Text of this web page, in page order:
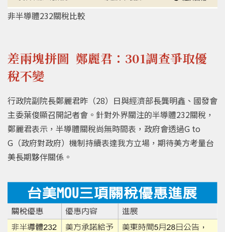
非半導體232關稅比較
差兩塊拼圖 鄭麗君：301調查爭取優
稅不變
行政院副院長鄭麗君昨（28）日與經濟部長龔明鑫、國發會
主委葉俊顯召開記者會。針對外界關注的半導體232關稅，
鄭麗君表示，半導體關稅尚無時間表，政府會透過G to
G（政府對政府）機制持續表達我方立場，期待美方考量台
美長期夥伴關係。